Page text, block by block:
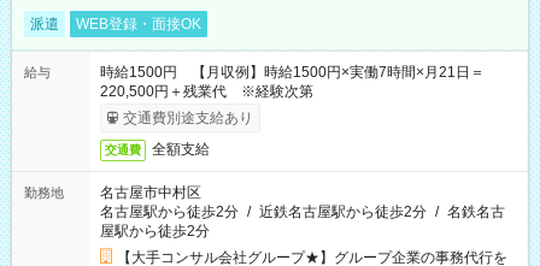
派遣 WEB登録・面接OK
給与
時給1500円 【月収例】時給1500円×実働7時間×月21日＝
220,500円＋残業代 ※経験次第
交通費別途支給あり
交通費 全額支給
勤務地
名古屋市中村区
名古屋駅から徒歩2分 / 近鉄名古屋駅から徒歩2分 / 名鉄名古
屋駅から徒歩2分
【大手コンサル会社グループ★】グループ企業の事務代行を